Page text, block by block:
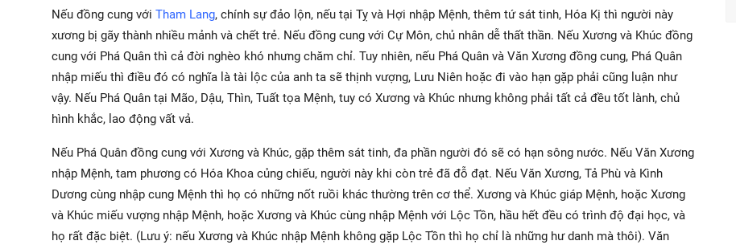
Nếu đồng cung với Tham Lang, chính sự đảo lộn, nếu tại Tỵ và Hợi nhập Mệnh, thêm tứ sát tinh, Hóa Kị thì người này
xương bị gãy thành nhiều mảnh và chết trẻ. Nếu đồng cung với Cự Môn, chủ nhân dễ thất thần. Nếu Xương và Khúc đồng
cung với Phá Quân thì cả đời nghèo khó nhưng chăm chỉ. Tuy nhiên, nếu Phá Quân và Văn Xương đồng cung, Phá Quân
nhập miếu thì điều đó có nghĩa là tài lộc của anh ta sẽ thịnh vượng, Lưu Niên hoặc đi vào hạn gặp phải cũng luận như
vậy. Nếu Phá Quân tại Mão, Dậu, Thìn, Tuất tọa Mệnh, tuy có Xương và Khúc nhưng không phải tất cả đều tốt lành, chủ
hình khắc, lao động vất vả.
Nếu Phá Quân đồng cung với Xương và Khúc, gặp thêm sát tinh, đa phần người đó sẽ có hạn sông nước. Nếu Văn Xương
nhập Mệnh, tam phương có Hóa Khoa củng chiếu, người này khi còn trẻ đã đỗ đạt. Nếu Văn Xương, Tả Phù và Kình
Dương cùng nhập cung Mệnh thì họ có những nốt ruồi khác thường trên cơ thể. Xương và Khúc giáp Mệnh, hoặc Xương
và Khúc miếu vượng nhập Mệnh, hoặc Xương và Khúc cùng nhập Mệnh với Lộc Tồn, hầu hết đều có trình độ đại học, và
họ rất đặc biệt. (Lưu ý: nếu Xương và Khúc nhập Mệnh không gặp Lộc Tồn thì họ chỉ là những hư danh mà thôi). Văn